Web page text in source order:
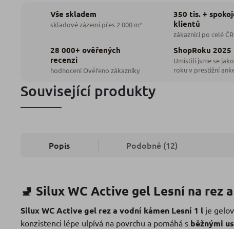
Vše skladem
skladové zázemí přes 2 000 m²
350 tis. +
klientů
zákazníci po celé ČR
28 000+ ověřených
recenzí
hodnocení Ověřeno zákazníky
ShopRoku 2025
Umístili jsme se
roku v prestižní
Související produkty
Popis Podobné (12)
🚽 Silux WC Active gel Lesní na rez
Silux WC Active gel rez a vodní kámen Lesní 1 l je
konzistenci lépe ulpívá na povrchu a pomáhá s běžnými